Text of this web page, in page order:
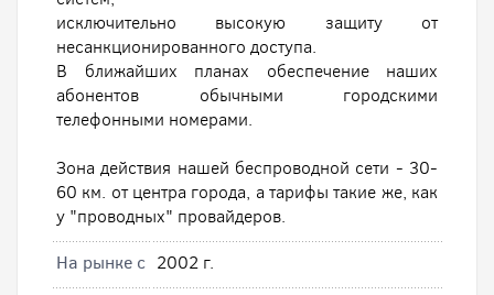
исключительно высокую защиту от
несанкционированного доступа.
В ближайших планах обеспечение наших
абонентов обычными городскими
телефонными номерами.
Зона действия нашей беспроводной сети - 30-
60 км. от центра города, а тарифы такие же, как
у "проводных" провайдеров.
На рынке с 2002 г.